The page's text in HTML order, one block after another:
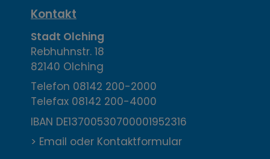
K
o
n
t
a
k
Kontakt
Stadt Olching
Rebhuhnstr. 18
82140 Olching
Telefon 08142 200-2000
Telefax 08142 200-4000
IBAN DE13700530700001952316
> Email oder Kontaktformular